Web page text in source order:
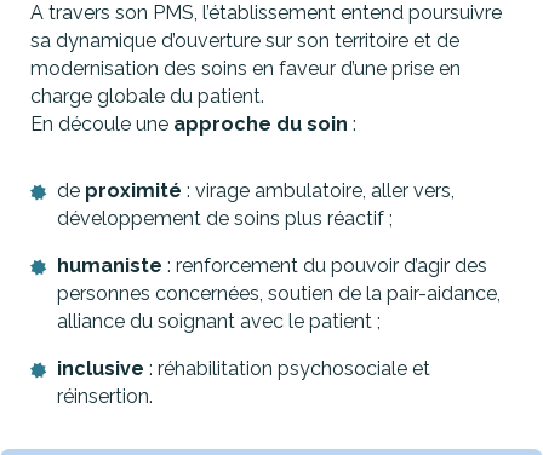
A travers son PMS, l’établissement entend poursuivre
sa dynamique d’ouverture sur son territoire et de
modernisation des soins en faveur d’une prise en
charge globale du patient.
En découle une approche du soin :
de proximité : virage ambulatoire, aller vers,
développement de soins plus réactif ;
humaniste : renforcement du pouvoir d’agir des
personnes concernées, soutien de la pair-aidance,
alliance du soignant avec le patient ;
inclusive : réhabilitation psychosociale et
réinsertion.